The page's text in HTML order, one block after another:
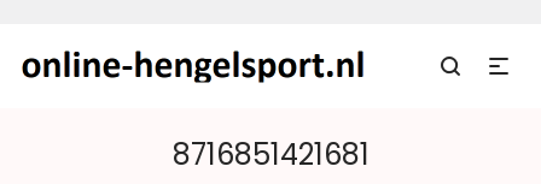
8716851421681